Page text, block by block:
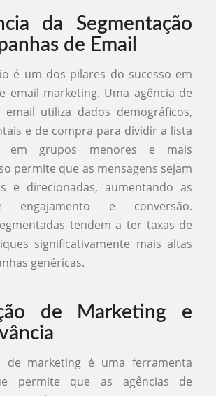
da Segmentação
de Email
é um dos pilares do sucesso em
email marketing. Uma agência de
utiliza dados demográficos,
e de compra para dividir a lista
em grupos menores e mais
permite que as mensagens sejam
e direcionadas, aumentando as
engajamento e conversão.
tendem a ter taxas de
significativamente mais altas
genéricas.
de Marketing e
de marketing é uma ferramenta
permite que as agências de